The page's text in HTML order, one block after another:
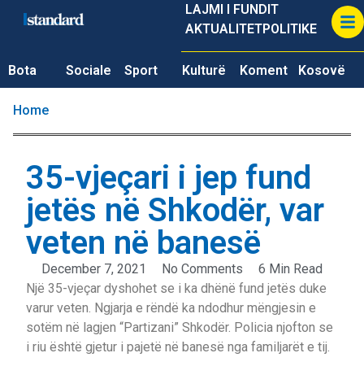
LAJMI I FUNDIT
AKTUALITETPOLITIKE
Bota Sociale Sport Kulturë Koment Kosovë
Home
35-vjeçari i jep fund
jetës në Shkodër, var
veten në banesë
December 7, 2021 No Comments
6 Min Read
Një 35-vjeçar dyshohet se i ka dhënë fund jetës duke
varur veten. Ngjarja e rëndë ka ndodhur mëngjesin e
sotëm në lagjen “Partizani” Shkodër. Policia njofton se
i riu është gjetur i pajetë në banesë nga familjarët e tij.